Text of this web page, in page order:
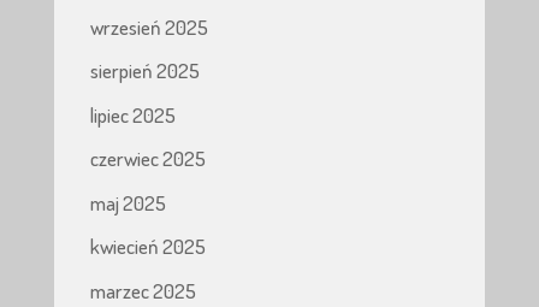
wrzesień 2025
sierpień 2025
lipiec 2025
czerwiec 2025
maj 2025
kwiecień 2025
marzec 2025